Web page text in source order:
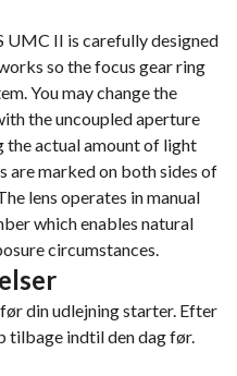
UMC II is carefully designed
so the focus gear ring
You may change the
the uncoupled aperture
the actual amount of light
are marked on both sides of
lens operates in manual
which enables natural
circumstances.
din udlejning starter. Efter
tilbage indtil den dag før.